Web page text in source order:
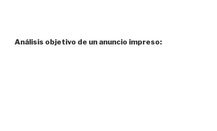
Análisis objetivo de un anuncio impreso: